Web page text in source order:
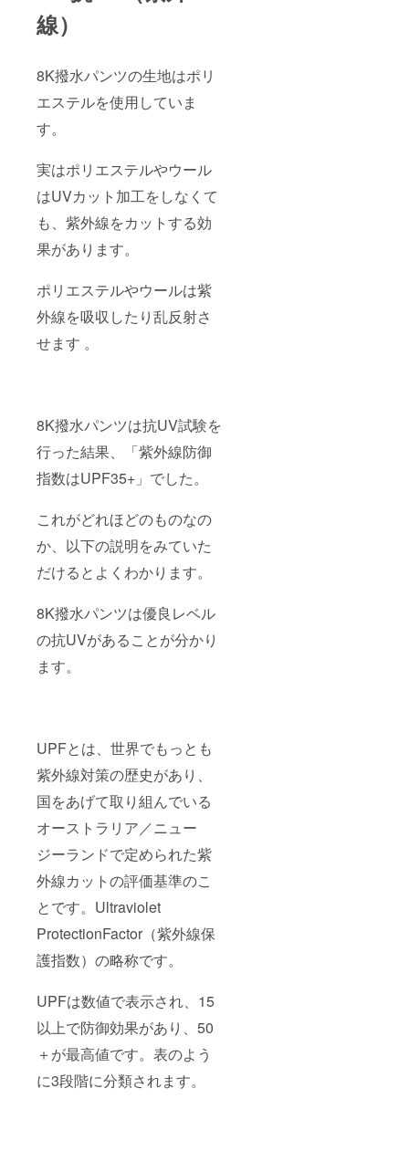
線）
8K撥水パンツの生地はポリ
エステルを使用していま
す。
実はポリエステルやウール
はUVカット加工をしなくて
も、紫外線をカットする効
果があります。
ポリエステルやウールは紫
外線を吸収したり乱反射さ
せます 。
8K撥水パンツは抗UV試験を
行った結果、「紫外線防御
指数はUPF35+」でした。
これがどれほどのものなの
か、以下の説明をみていた
だけるとよくわかります。
8K撥水パンツは優良レベル
の抗UVがあることが分かり
ます。
UPFとは、世界でもっとも
紫外線対策の歴史があり、
国をあげて取り組んでいる
オーストラリア／ニュー
ジーランドで定められた紫
外線カットの評価基準のこ
とです。Ultraviolet
ProtectionFactor（紫外線保
護指数）の略称です。
UPFは数値で表示され、15
以上で防御効果があり、50
＋が最高値です。表のよう
に3段階に分類されます。